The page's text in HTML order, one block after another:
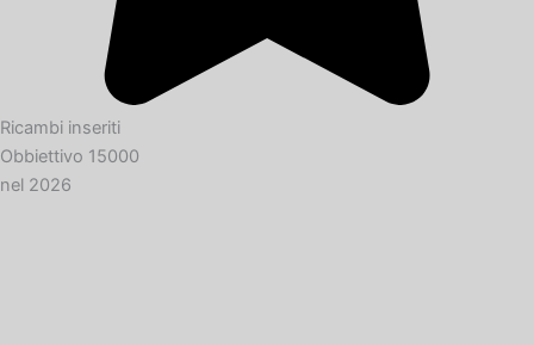
Ricambi inseriti
Obbiettivo 15000
nel 2026